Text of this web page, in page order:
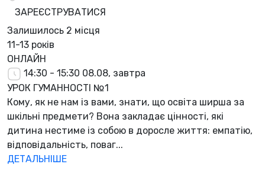
ЗАРЕЄСТРУВАТИСЯ
Залишилось 2 місця
11-13 років
ОНЛАЙН
14:30 - 15:30 08.08, завтра
УРОК ГУМАННОСТІ №1
Кому, як не нам із вами, знати, що освіта ширша за
шкільні предмети? Вона закладає цінності, які
дитина нестиме із собою в доросле життя: емпатію,
відповідальність, поваг...
ДЕТАЛЬНІШЕ